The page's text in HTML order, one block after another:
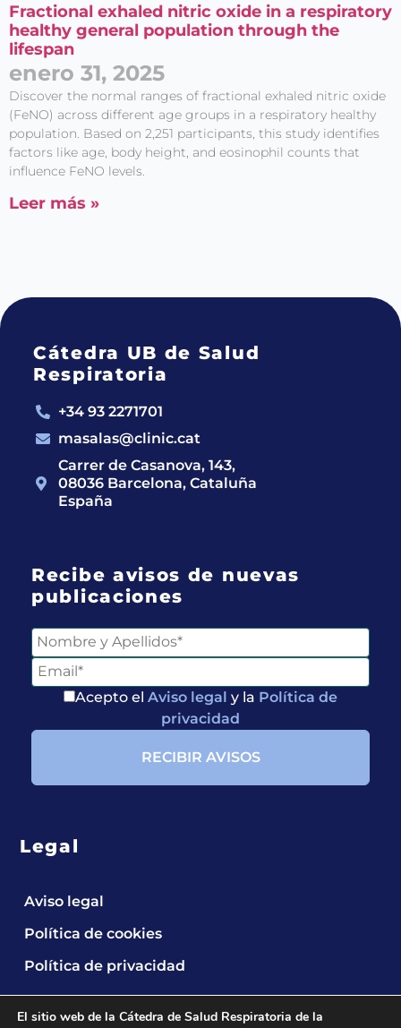
Fractional exhaled nitric oxide in a respiratory
healthy general population through the
lifespan
enero 31, 2025
Discover the normal ranges of fractional exhaled nitric oxide
(FeNO) across different age groups in a respiratory healthy
population. Based on 2,251 participants, this study identifies
factors like age, body height, and eosinophil counts that
influence FeNO levels.
Leer más »
Cátedra UB de Salud
Respiratoria
+34 93 2271701
masalas@clinic.cat
Carrer de Casanova, 143,
08036 Barcelona, Cataluña
España
Recibe avisos de nuevas
publicaciones
Acepto el Aviso legal y la Política de
privacidad
Legal
Aviso legal
Política de cookies
Política de privacidad
El sitio web de la Cátedra de Salud Respiratoria de la